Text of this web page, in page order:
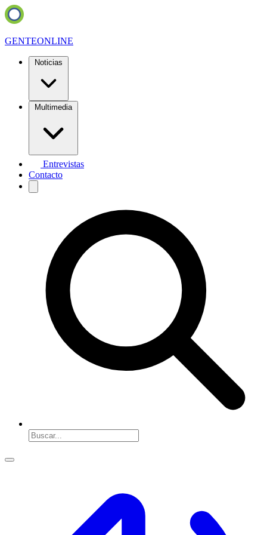
GENTEONLINE
Noticias
Multimedia
Entrevistas
Contacto